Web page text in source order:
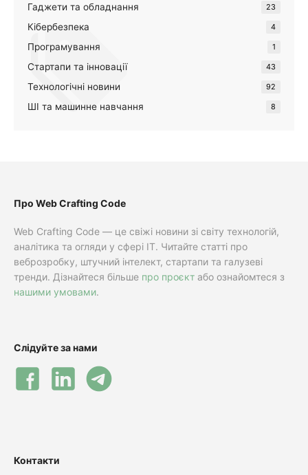
Гаджети та обладнання 23
Кібербезпека 4
Програмування 1
Стартапи та інновації 43
Технологічні новини 92
ШІ та машинне навчання 8
Про Web Crafting Code
Web Crafting Code — це свіжі новини зі світу технологій,
аналітика та огляди у сфері IT. Читайте статті про
веброзробку, штучний інтелект, стартапи та галузеві
тренди. Дізнайтеся більше про проєкт або ознайомтеся з
нашими умовами.
Слідуйте за нами
Контакти